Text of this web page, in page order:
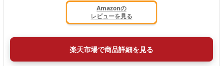
Amazonの
レビューを見る
楽天市場で商品詳細を見る